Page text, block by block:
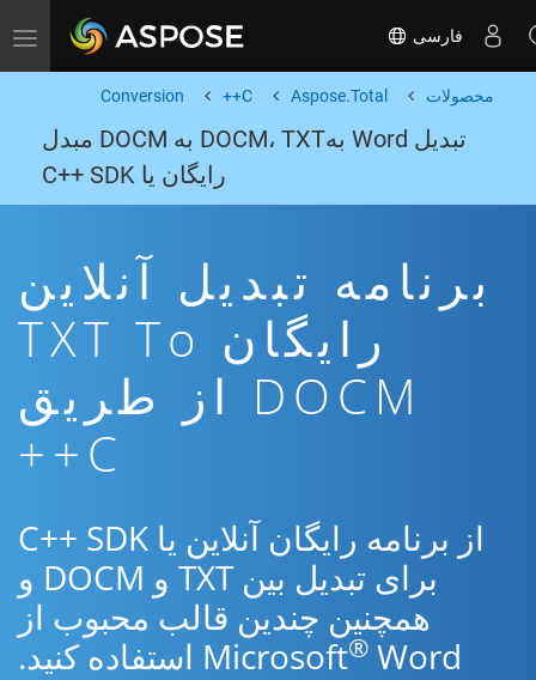
Toggle navigation فارسی
محصولات Aspose.Total
C++
Conversion
تبدیل Word بهDOCM، TXT به DOCM مبدل
رایگان یا C++ SDK
برنامه تبدیل آنلاین
رایگان TXT To
DOCM از طریق
C++
از برنامه رایگان آنلاین یا C++ SDK
برای تبدیل بین TXT و DOCM و
همچنین چندین قالب محبوب از
Microsoft® Word استفاده کنید.